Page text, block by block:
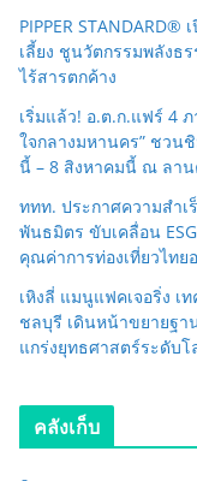
PIPPER
เลี้ยง ชูนวัตกรรมพลังธ
ไร้สารตกค้าง
เริ่มแล้ว! อ.ต.ก.แฟร์ 4
ใจกลางมหานคร” ชวน
นี้ – 8 สิงหาคมนี้ ณ ลาน
ททท. ประกาศความสำเ
พันธมิตร ขับเคลื่อน
คุณค่าการท่องเที่ยวไทย
เหิงลี่ แมนูแฟคเจอริ่ง เ
ชลบุรี เดินหน้าขยายฐา
แกร่งยุทธศาสตร์ระดับโ
คลังเก็บ